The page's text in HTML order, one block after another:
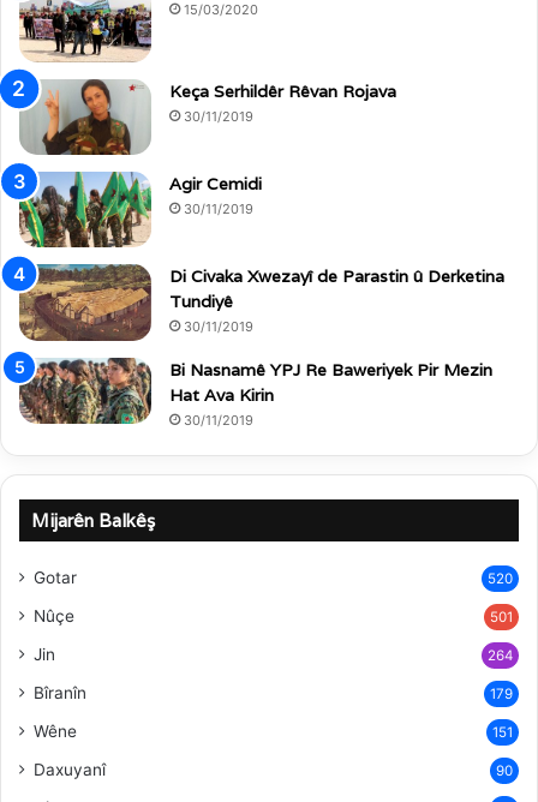
15/03/2020
Keça Serhildêr Rêvan Rojava
30/11/2019
Agir Cemidi
30/11/2019
Di Civaka Xwezayî de Parastin û Derketina
Tundiyê
30/11/2019
Bi Nasnamê YPJ Re Baweriyek Pir Mezin
Hat Ava Kirin
30/11/2019
Mijarên Balkêş
Gotar 520
Nûçe 501
Jin 264
Bîranîn 179
Wêne 151
Daxuyanî 90